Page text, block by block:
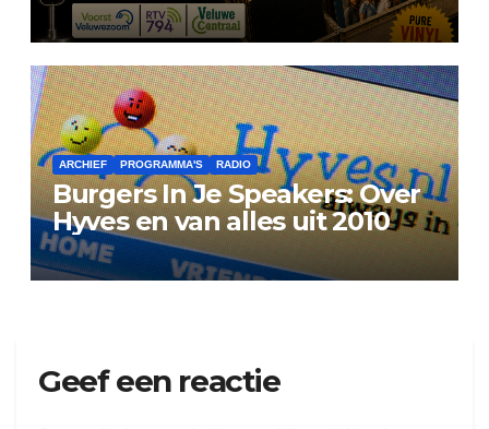
ARCHIEF PROGRAMMA'S RADIO
Burgers In Je Speakers: Over
Hyves en van alles uit 2010
Geef een reactie